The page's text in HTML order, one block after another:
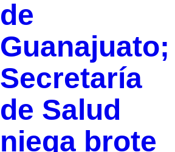
de
Guanajuato;
Secretaría
de Salud
niega brote